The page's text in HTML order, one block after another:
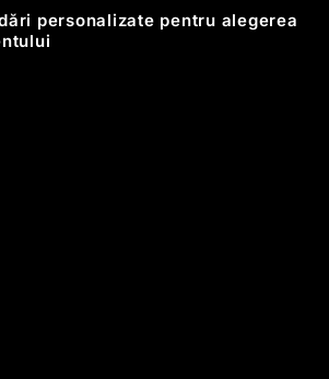
personalizate pentru alegerea